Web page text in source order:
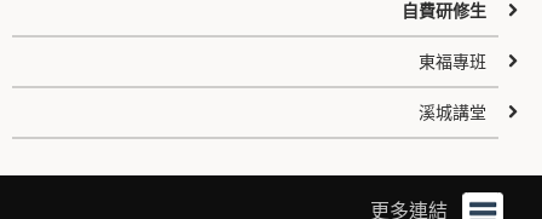
自費研修生
東福專班
溪城講堂
更多連結